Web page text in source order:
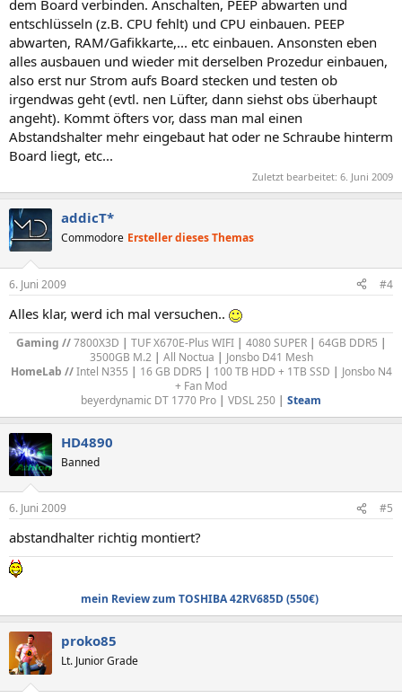
dem Board verbinden. Anschalten, PEEP abwarten und
entschlüsseln (z.B. CPU fehlt) und CPU einbauen. PEEP
abwarten, RAM/Gafikkarte,... etc einbauen. Ansonsten eben
alles ausbauen und wieder mit derselben Prozedur einbauen,
also erst nur Strom aufs Board stecken und testen ob
irgendwas geht (evtl. nen Lüfter, dann siehst obs überhaupt
angeht). Kommt öfters vor, dass man mal einen
Abstandshalter mehr eingebaut hat oder ne Schraube hinterm
Board liegt, etc...
Zuletzt bearbeitet: 6. Juni 2009
addicT*
Commodore Ersteller dieses Themas
6. Juni 2009 #4
Alles klar, werd ich mal versuchen..
Gaming //7800X3D | TUF X670E-Plus WIFI | 4080 SUPER | 64GB DDR5 |
3500GB M.2 | All Noctua | Jonsbo D41 Mesh
HomeLab //Intel N355 | 16 GB DDR5 | 100 TB HDD + 1TB SSD | Jonsbo N4
+ Fan Mod
beyerdynamic DT 1770 Pro | VDSL 250 | Steam
HD4890
Banned
6. Juni 2009 #5
abstandhalter richtig montiert?
mein Review zum TOSHIBA 42RV685D (550€)
proko85
Lt. Junior Grade